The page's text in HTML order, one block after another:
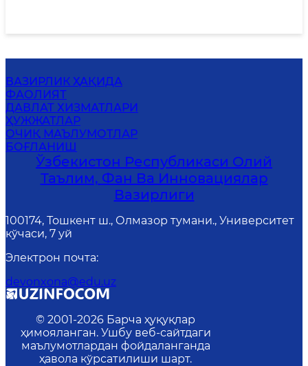
ВАЗИРЛИК ҲАҚИДА
ФАОЛИЯТ
ДАВЛАТ ХИЗМАТЛАРИ
ҲУЖЖАТЛАР
ОЧИҚ МАЪЛУМОТЛАР
БОҒЛАНИШ
Ўзбекистон Республикаси Олий
Таълим, Фан Ва Инновациялар
Вазирлиги
100174, Тошкент ш., Олмазор тумани., Университет
кўчаси, 7 уй
Электрон почта:
devonxona@edu.uz
© 2001-2026 Барча ҳуқуқлар
ҳимояланган. Ушбу веб-сайтдаги
маълумотлардан фойдаланганда
ҳавола кўрсатилиши шарт.